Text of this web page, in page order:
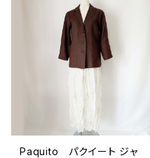
Paquito パクイート ジャ